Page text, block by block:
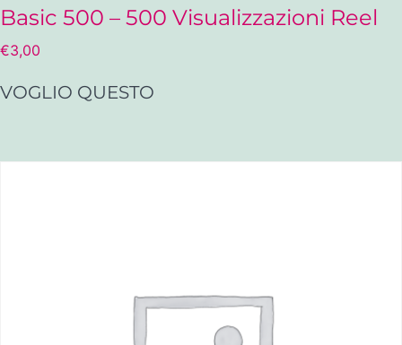
Basic 500 – 500 Visualizzazioni Reel
€3,00
VOGLIO QUESTO